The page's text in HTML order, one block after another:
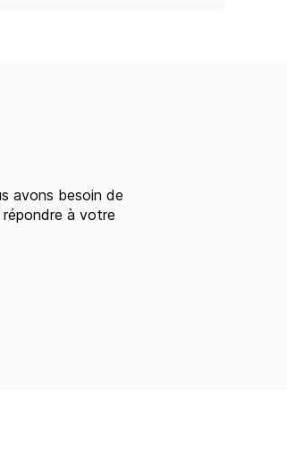
avons besoin de
répondre à votre